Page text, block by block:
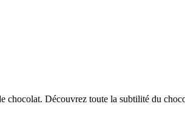
chocolat. Découvrez toute la subtilité du